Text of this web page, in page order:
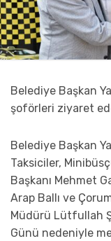
Belediye Başkan
şoförleri ziyaret
Belediye Başkan
Taksiciler,
Başkanı Mehmet
Arap Ballı ve
Müdürü Lütfullah
Günü nedeniyle